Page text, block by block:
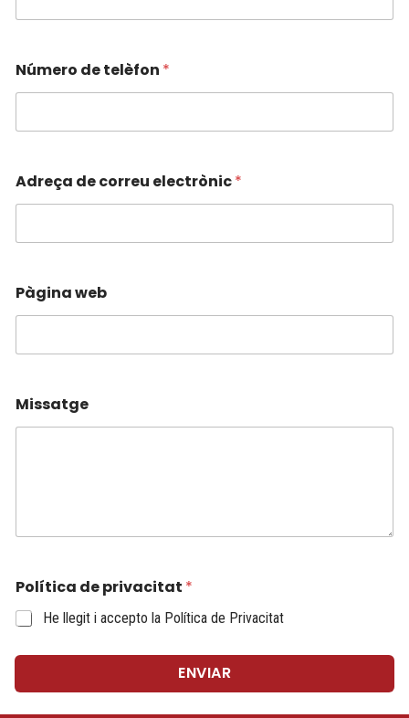
Número de telèfon *
Adreça de correu electrònic*
Pàgina web
Missatge
Política de privacitat *
He llegit i accepto la Política de Privacitat
ENVIAR